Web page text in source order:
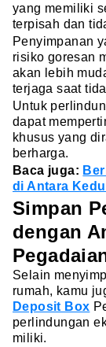
yang memiliki
terpisah dan
Penyimpanan
risiko goresan
akan lebih
terjaga saat
Untuk
dapat
khusus yang
berharga.
Baca juga:
di Antara
Simpan
dengan
Selain
rumah, kamu
Deposit Box
perlindungan
miliki.